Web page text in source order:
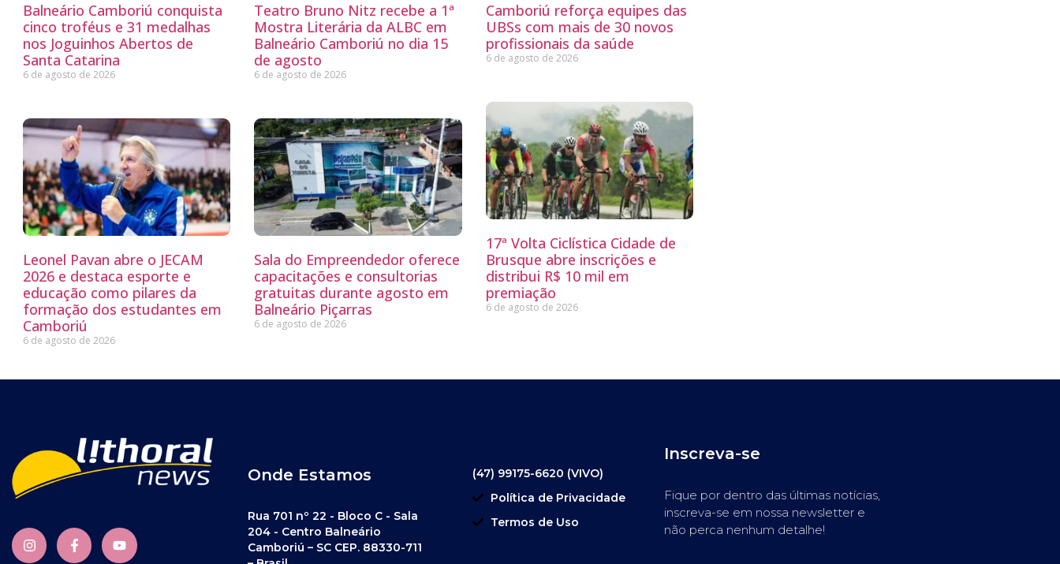
Balneário Camboriú conquista
cinco troféus e 31 medalhas
nos Joguinhos Abertos de
Santa Catarina
6 de agosto de 2026
Teatro Bruno Nitz recebe a 1ª
Mostra Literária da ALBC em
Balneário Camboriú no dia 15
de agosto
6 de agosto de 2026
Camboriú reforça equipes das
UBSs com mais de 30 novos
profissionais da saúde
6 de agosto de 2026
Leonel Pavan abre o JECAM
2026 e destaca esporte e
educação como pilares da
formação dos estudantes em
Camboriú
6 de agosto de 2026
Sala do Empreendedor oferece
capacitações e consultorias
gratuitas durante agosto em
Balneário Piçarras
6 de agosto de 2026
17ª Volta Ciclística Cidade de
Brusque abre inscrições e
distribui R$ 10 mil em
premiação
6 de agosto de 2026
Onde Estamos
Rua 701 nº 22 - Bloco C - Sala
204 - Centro Balneário
Camboriú – SC CEP. 88330-711
(47) 99175-6620 (VIVO)
Política de Privacidade
Termos de Uso
Inscreva-se
Fique por dentro das últimas notícias,
inscreva-se em nossa newsletter e
não perca nenhum detalhe!